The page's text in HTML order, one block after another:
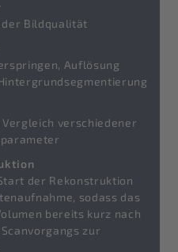
der Bildqualität
Auflösung
verschiedener
der Rekonstruktion
sodass das
bereits kurz nach
zur